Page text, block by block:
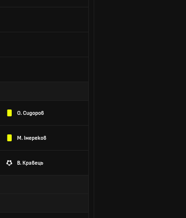
О. Сидоров
М. Імереков
В. Кравець